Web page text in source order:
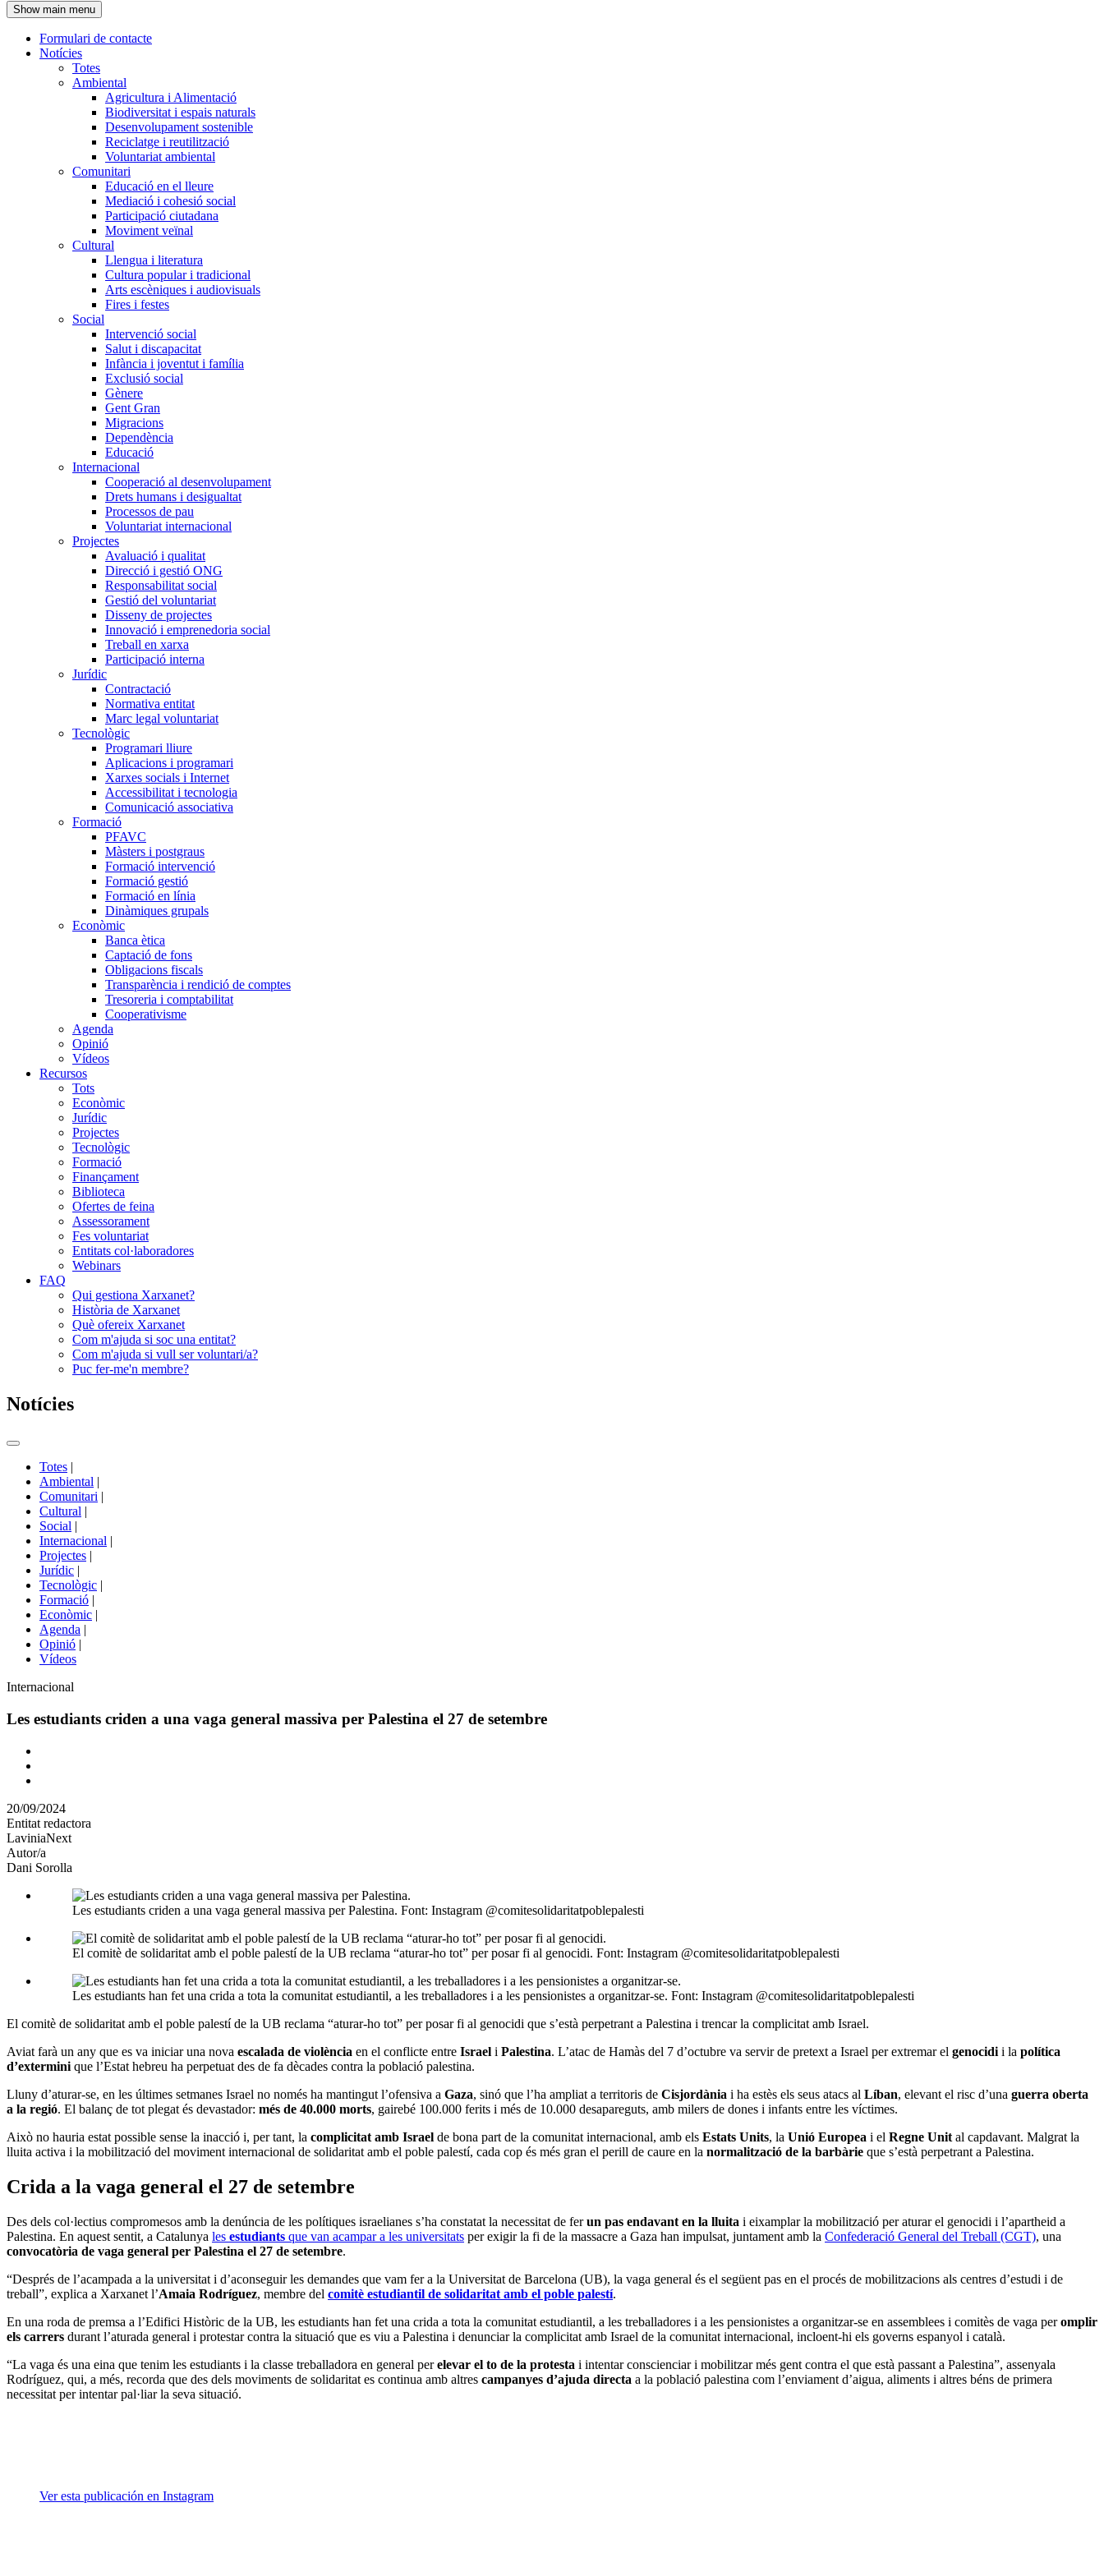
l'encapçalament
Show main menu
Navegació
principal
Formulari de contacte
Notícies
Totes
Ambiental
Agricultura i Alimentació
Biodiversitat i espais naturals
Desenvolupament sostenible
Reciclatge i reutilització
Voluntariat ambiental
Comunitari
Educació en el lleure
Mediació i cohesió social
Participació ciutadana
Moviment veïnal
Cultural
Llengua i literatura
Cultura popular i tradicional
Arts escèniques i audiovisuals
Fires i festes
Social
Intervenció social
Salut i discapacitat
Infància i joventut i família
Exclusió social
Gènere
Gent Gran
Migracions
Dependència
Educació
Internacional
Cooperació al desenvolupament
Drets humans i desigualtat
Processos de pau
Voluntariat internacional
Projectes
Avaluació i qualitat
Direcció i gestió ONG
Responsabilitat social
Gestió del voluntariat
Disseny de projectes
Innovació i emprenedoria social
Treball en xarxa
Participació interna
Jurídic
Contractació
Normativa entitat
Marc legal voluntariat
Tecnològic
Programari lliure
Aplicacions i programari
Xarxes socials i Internet
Accessibilitat i tecnologia
Comunicació associativa
Formació
PFAVC
Màsters i postgraus
Formació intervenció
Formació gestió
Formació en línia
Dinàmiques grupals
Econòmic
Banca ètica
Captació de fons
Obligacions fiscals
Transparència i rendició de comptes
Tresoreria i comptabilitat
Cooperativisme
Agenda
Opinió
Vídeos
Recursos
Tots
Econòmic
Jurídic
Projectes
Tecnològic
Formació
Finançament
Biblioteca
Ofertes de feina
Assessorament
Fes voluntariat
Entitats col·laboradores
Webinars
FAQ
Qui gestiona Xarxanet?
Història de Xarxanet
Què ofereix Xarxanet
Com m'ajuda si soc una entitat?
Com m'ajuda si vull ser voluntari/a?
Puc fer-me'n membre?
Notícies
Commutador
portals
Totes |
Ambiental |
Comunitari |
Cultural |
Social |
Internacional |
Projectes |
Jurídic |
Tecnològic |
Formació |
Econòmic |
Agenda |
Opinió |
Vídeos
Àmbit
la
Internacional
Les estudiants criden a una vaga general massiva per Palestina el 27 de setembre
Comparteix
altres
xarxes
socials
20/09/2024
Entitat redactora
LaviniaNext
Autor/a
Dani Sorolla
Les estudiants criden a una vaga general massiva per Palestina. Font: Instagram @comitesolidaritatpoblepalesti
El comitè de solidaritat amb el poble palestí de la UB reclama “aturar-ho tot” per posar fi al genocidi. Font: Instagram @comitesolidaritatpoblepalesti
Les estudiants han fet una crida a tota la comunitat estudiantil, a les treballadores i a les pensionistes a organitzar-se. Font: Instagram @comitesolidaritatpoblepalesti
El comitè de solidaritat amb el poble palestí de la UB reclama “aturar-ho tot” per posar fi al genocidi que s’està perpetrant a Palestina i trencar la complicitat amb Israel.
Aviat farà un any que es va iniciar una nova escalada de violència en el conflicte entre Israel i Palestina. L’atac de Hamàs del 7 d’octubre va servir de pretext a Israel per extremar el genocidii la política
d’exterminique l’Estat hebreu ha perpetuat des de fa dècades contra la població palestina.
Lluny d’aturar-se, en les últimes setmanes Israel no només ha mantingut l’ofensiva a Gaza, sinó que l’ha ampliat a territoris de Cisjordània i ha estès els seus atacs al Líban, elevant el risc d’una guerra oberta
a la regió. El balanç de tot plegat és devastador: més de 40.000 morts, gairebé 100.000 ferits i més de 10.000 desapareguts, amb milers de dones i infants entre les víctimes.
Això no hauria estat possible sense la inacció i, per tant, la complicitat amb Israel de bona part de la comunitat internacional, amb els Estats Units, la Unió Europea i el Regne Unital capdavant. Malgrat la
lluita activa i la mobilització del moviment internacional de solidaritat amb el poble palestí, cada cop és més gran el perill de caure en la normalització de la barbàrie que s’està perpetrant a Palestina.
Crida a la vaga general el 27 de setembre
Des dels col·lectius compromesos amb la denúncia de les polítiques israelianes s’ha constatat la necessitat de ferun pas endavant en la lluita i eixamplar la mobilització per aturar el genocidi i l’apartheid a
Palestina. En aquest sentit, a Catalunya les estudiants que van acampar a les universitats per exigir la fi de la massacre a Gaza han impulsat, juntament amb la Confederació General del Treball (CGT), una
convocatòria de vaga general per Palestina el 27 de setembre.
“Després de l’acampada a la universitat i d’aconseguir les demandes que vam fer a la Universitat de Barcelona (UB), la vaga general és el següent pas en el procés de mobilitzacions als centres d’estudi i de
treball”, explica a Xarxanet l’Amaia Rodríguez, membre del comitè estudiantil de solidaritat amb el poble palestí.
En una roda de premsa a l’Edifici Històric de la UB, les estudiants han fet una crida a tota la comunitat estudiantil, a les treballadores i a les pensionistes a organitzar-se en assemblees i comitès de vaga peromplir
els carrers durant l’aturada general i protestar contra la situació que es viu a Palestina i denunciar la complicitat amb Israel de la comunitat internacional, incloent-hi els governs espanyol i català.
“La vaga és una eina que tenim les estudiants i la classe treballadora en general perelevar el to de la protesta i intentar conscienciar i mobilitzar més gent contra el que està passant a Palestina”, assenyala
Rodríguez, qui, a més, recorda que des dels moviments de solidaritat es continua amb altres campanyes d’ajuda directa a la població palestina com l’enviament d’aigua, aliments i altres béns de primera
necessitat per intentar pal·liar la seva situació.
Ver esta publicación en Instagram